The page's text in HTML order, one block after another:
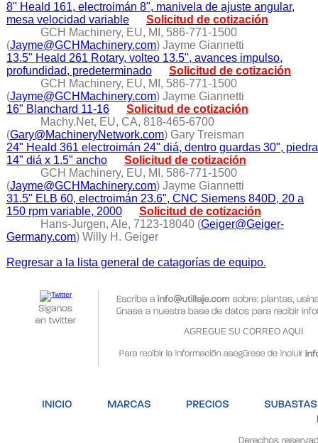
8" Heald 161, electroimán 8", manivela de ajuste angular,
mesa velocidad variable
Solicitud de cotización
GCH Machinery, EU, MI, 586-771-1500
(Jayme@GCHMachinery.com) Jayme Giannetti
13.5" Heald 261 Rotary, volteo 13.5", avances impulso,
profundidad, predeterminado
Solicitud de cotización
GCH Machinery, EU, MI, 586-771-1500
(Jayme@GCHMachinery.com) Jayme Giannetti
16" Blanchard 11-16
Solicitud de cotización
Machy.Net, EU, CA, 818-465-6700
(Gary@MachineryNetwork.com) Gary Treisman
24" Heald 361 electroimán 24" diá, dentro guardas 30", piedra
14" diá x 1.5" ancho
Solicitud de cotización
GCH Machinery, EU, MI, 586-771-1500
(Jayme@GCHMachinery.com) Jayme Giannetti
31.5" ELB 60, electroimán 23.6", CNC Siemens 840D, 20 a
150 rpm variable, 2000
Solicitud de cotización
Hans-Jurgen, Ale, 7123-18040 (Geiger@Geiger-
Germany.com) Willy H. Geiger
Regresar a la lista general de catagorías de equipo.